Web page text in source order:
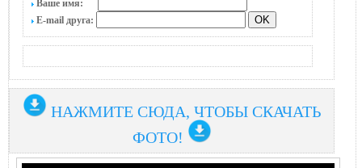
Ваше имя:
E-mail друга:
НАЖМИТЕ СЮДА, ЧТОБЫ СКАЧАТЬ
ФОТО!